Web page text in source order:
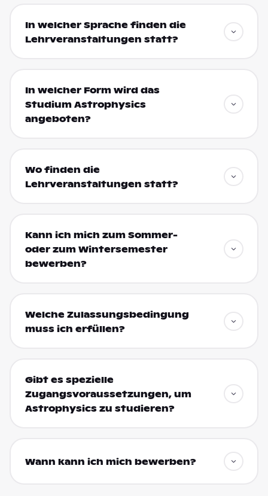
In welcher Sprache finden die
Lehrveranstaltungen statt?
In welcher Form wird das
Studium Astrophysics
angeboten?
Wo finden die
Lehrveranstaltungen statt?
Kann ich mich zum Sommer-
oder zum Wintersemester
bewerben?
Welche Zulassungsbedingung
muss ich erfüllen?
Gibt es spezielle
Zugangsvoraussetzungen, um
Astrophysics zu studieren?
Wann kann ich mich bewerben?